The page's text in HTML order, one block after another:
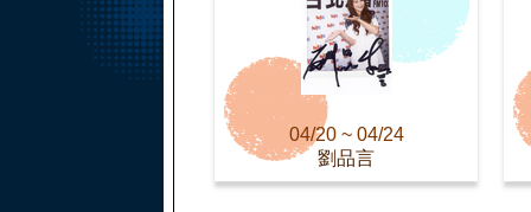
04/20 ~ 04/24
劉品言